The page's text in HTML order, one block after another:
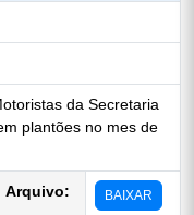
da Secretaria
plantões no mes de
Arquivo: BAIXAR